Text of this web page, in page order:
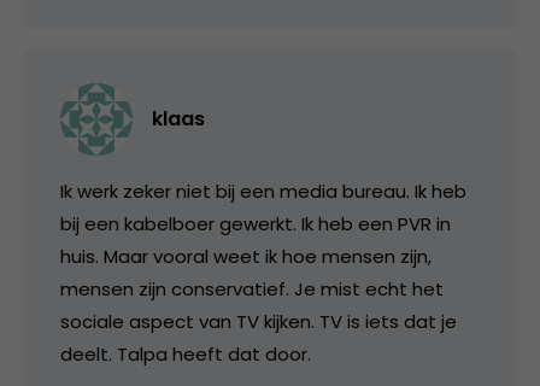
klaas
Ik werk zeker niet bij een media bureau. Ik heb
bij een kabelboer gewerkt. Ik heb een PVR in
huis. Maar vooral weet ik hoe mensen zijn,
mensen zijn conservatief. Je mist echt het
sociale aspect van TV kijken. TV is iets dat je
deelt. Talpa heeft dat door.